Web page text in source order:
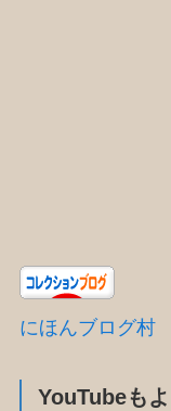
にほんブログ村
YouTubeも